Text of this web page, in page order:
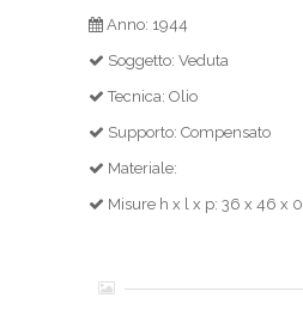
Anno: 1944
Soggetto: Veduta
Tecnica: Olio
Supporto: Compensato
Materiale:
Misure h x l x p: 36 x 46 x 0